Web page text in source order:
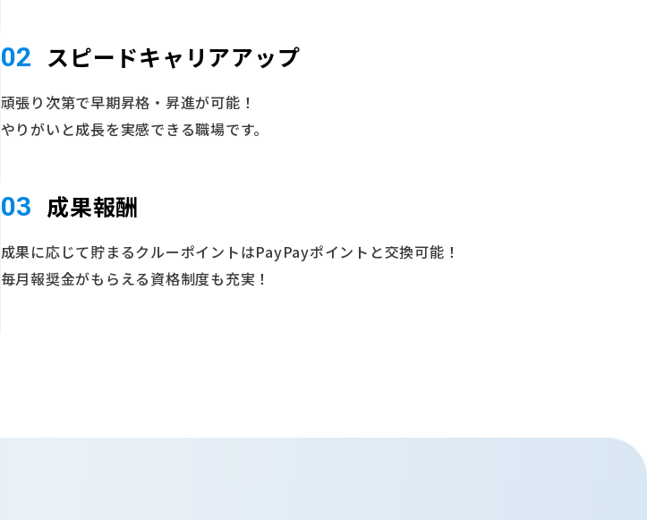
02 スピードキャリアアップ
頑張り次第で早期昇格・昇進が可能！
やりがいと成長を実感できる職場です。
03 成果報酬
成果に応じて貯まるクルーポイントはPayPayポイントと交換可能！
毎月報奨金がもらえる資格制度も充実！